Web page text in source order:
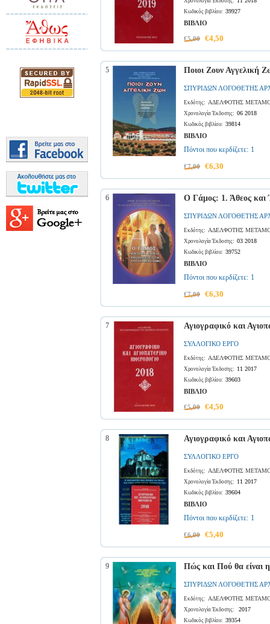
Κωδικός βιβλίου: 39927
ΒΙΒΛΙΟ
€5,00 €4,50
5 Ποιοι Ζουν Αγγελική
ΣΠΥΡΙΔΩΝ ΛΟΓΟΘΕΤΗΣ
Εκδότης: ΑΔΕΛΦΟΤΗΣ
Χρονολογία Έκδοσης: 06 2018
Κωδικός βιβλίου: 39814
ΒΙΒΛΙΟ
Πόντοι που κερδίζετε: 1
€7,00 €6,30
6 Ο Γάμος: 1. Άθεος και
ΣΠΥΡΙΔΩΝ ΛΟΓΟΘΕΤΗΣ
Εκδότης: ΑΔΕΛΦΟΤΗΣ
Χρονολογία Έκδοσης: 03 2018
Κωδικός βιβλίου: 39752
ΒΙΒΛΙΟ
Πόντοι που κερδίζετε: 1
€7,00 €6,30
7 Αγιογραφικό και
ΣΥΛΛΟΓΙΚΟ ΕΡΓΟ
Εκδότης: ΑΔΕΛΦΟΤΗΣ
Χρονολογία Έκδοσης: 11 2017
Κωδικός βιβλίου: 39603
ΒΙΒΛΙΟ
€5,00 €4,50
8 Αγιογραφικό και
ΣΥΛΛΟΓΙΚΟ ΕΡΓΟ
Εκδότης: ΑΔΕΛΦΟΤΗΣ
Χρονολογία Έκδοσης: 11 2017
Κωδικός βιβλίου: 39604
ΒΙΒΛΙΟ
Πόντοι που κερδίζετε: 1
€6,00 €5,40
9 Πώς και Πού θα είναι
ΣΠΥΡΙΔΩΝ ΛΟΓΟΘΕΤΗΣ
Εκδότης: ΑΔΕΛΦΟΤΗΣ
Χρονολογία Έκδοσης: 2017
Κωδικός βιβλίου: 39354